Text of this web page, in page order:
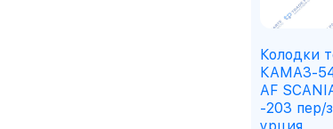
Колодки
КАМАЗ-
AF
-203 пер/